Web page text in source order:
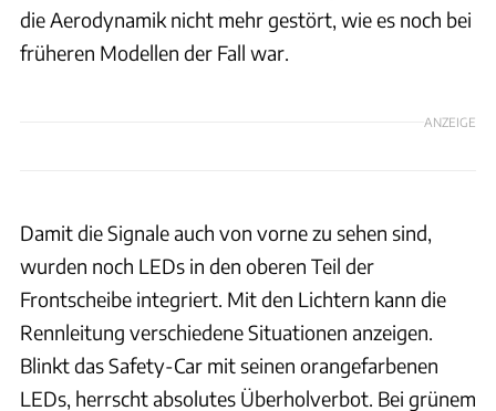
die Aerodynamik nicht mehr gestört, wie es noch bei
früheren Modellen der Fall war.
ANZEIGE
Damit die Signale auch von vorne zu sehen sind,
wurden noch LEDs in den oberen Teil der
Frontscheibe integriert. Mit den Lichtern kann die
Rennleitung verschiedene Situationen anzeigen.
Blinkt das Safety-Car mit seinen orangefarbenen
LEDs, herrscht absolutes Überholverbot. Bei grünem